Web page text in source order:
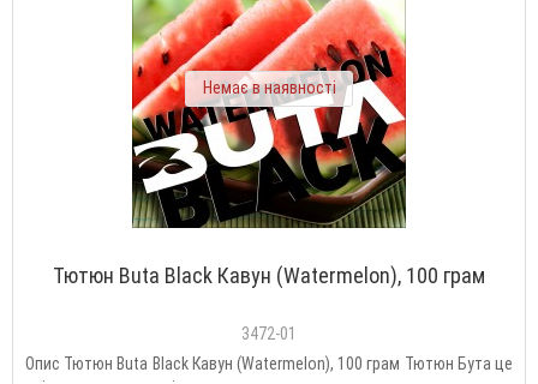
Немає в наявності
Тютюн Buta Black Кавун (Watermelon), 100 грам
3472-01
Опис Тютюн Buta Black Кавун (Watermelon), 100 грам Тютюн Бута це